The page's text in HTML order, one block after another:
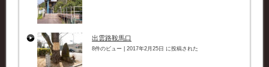
出雲路鞍馬口
8件のビュー 2017年2月25日 に投稿された